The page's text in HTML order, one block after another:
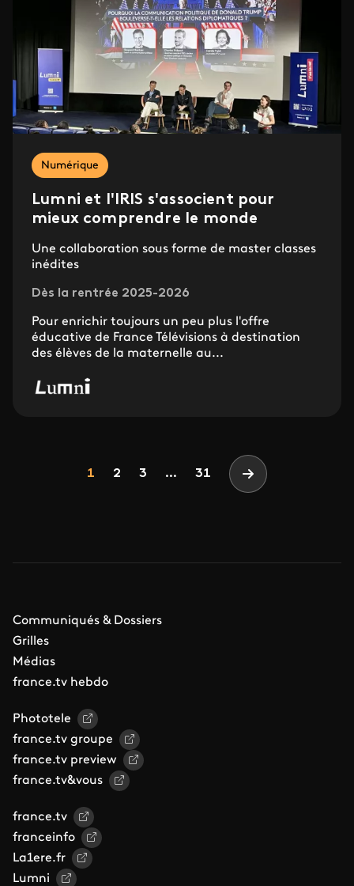
Numérique
Lumni et l'IRIS s'associent pour
mieux comprendre le monde
Une collaboration sous forme de master classes
inédites
Dès la rentrée 2025-2026
Pour enrichir toujours un peu plus l'offre
éducative de France Télévisions à destination
des élèves de la maternelle au...
Page
1 Page
2 Page
3 ... 31 Page suivante
Communiqués & Dossiers
Grilles
Médias
france.tv hebdo
Phototele
france.tv groupe
france.tv preview
france.tv&vous
france.tv
franceinfo
La1ere.fr
Lumni